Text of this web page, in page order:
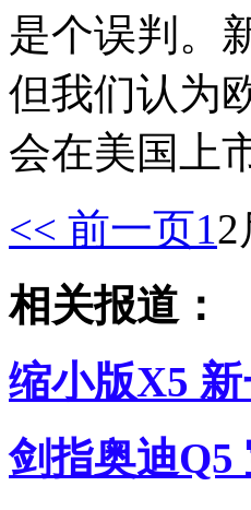
是个误判。
但我们认为
会在美国上
<< 前一页12
相关报道：
缩小版X5
剑指奥迪Q5